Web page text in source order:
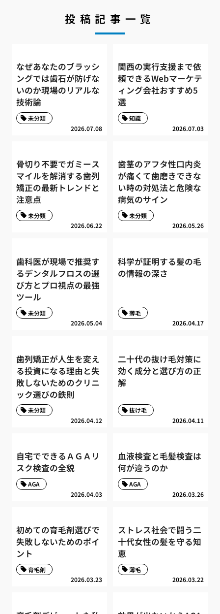
投稿記事一覧
なぜあなたのブラッシ
ングでは歯石が防げな
いのか現場のリアルな
技術論
2026.07.08
未分類
関西の実行支援まで依
頼できるWebマーケテ
ィング会社おすすめ5
選
2026.07.03
知識
骨切り不要でガミース
マイルを解消する歯列
矯正の最新トレンドと
注意点
2026.06.22
未分類
歯茎のアフタ性口内炎
が痛くて歯磨きできな
い時の対処法と危険な
病気のサイン
2026.05.26
未分類
歯科医が現場で推奨す
るデンタルフロスの選
び方とプロ視点の最強
ツール
2026.05.04
未分類
科学が証明する髪の毛
の情報の深さ
2026.04.17
薄毛
歯列矯正が人生を変え
る投資になる理由と失
敗しないためのクリニ
ック選びの鉄則
2026.04.12
未分類
二十代の抜け毛対策に
効く成分と選び方の正
解
2026.04.11
抜け毛
自宅でできるＡＧＡリ
スク検査の全貌
2026.04.03
AGA
血液検査と毛髪検査は
何が違うのか
2026.03.26
AGA
初めての育毛剤選びで
失敗しないためのポイ
ント
2026.03.23
育毛剤
ストレス社会で闘う二
十代女性の髪を守る知
恵
2026.03.22
薄毛